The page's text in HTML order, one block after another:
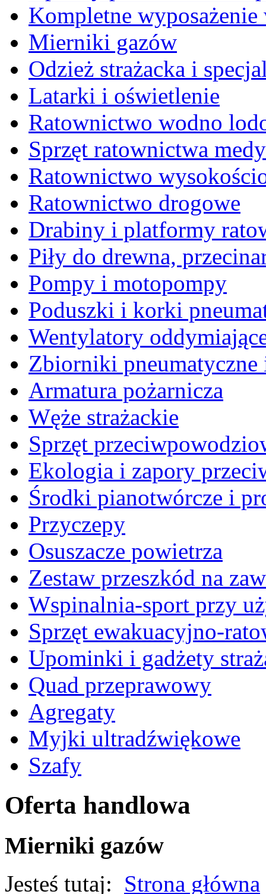
Kompletne wyposażenie
Mierniki gazów
Odzież strażacka i
Latarki i oświetlenie
Ratownictwo wodno
Sprzęt ratownictwa
Ratownictwo
Ratownictwo drogowe
Drabiny i platformy
Piły do drewna,
Pompy i motopompy
Poduszki i korki
Wentylatory
Zbiorniki pneumatyczne
Armatura pożarnicza
Węże strażackie
Sprzęt
Ekologia i zapory
Środki pianotwórcze i
Przyczepy
Osuszacze powietrza
Zestaw przeszkód na
Wspinalnia-sport przy
Sprzęt ewakuacyjno-
Upominki i gadżety
Quad przeprawowy
Agregaty
Myjki ultradźwiękowe
Szafy
Oferta handlowa
Mierniki gazów
Jesteś tutaj: Strona główna